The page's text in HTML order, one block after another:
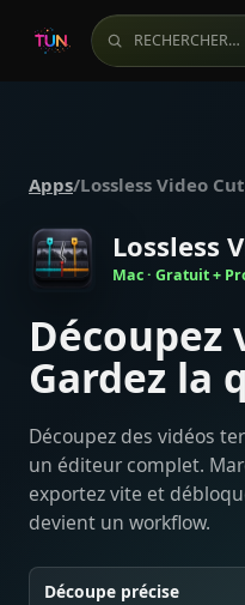
Rechercher sur le
Apps/Lossless Video
Lossless
Mac · Gratuit +
Découpez
Gardez la
Découpez des vidéos
un éditeur complet.
exportez vite et
devient un workflow.
Découpe précise